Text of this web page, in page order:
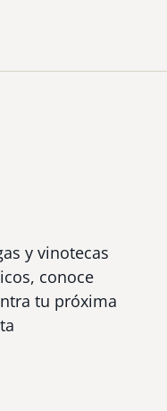
y vinotecas
conoce
tu próxima